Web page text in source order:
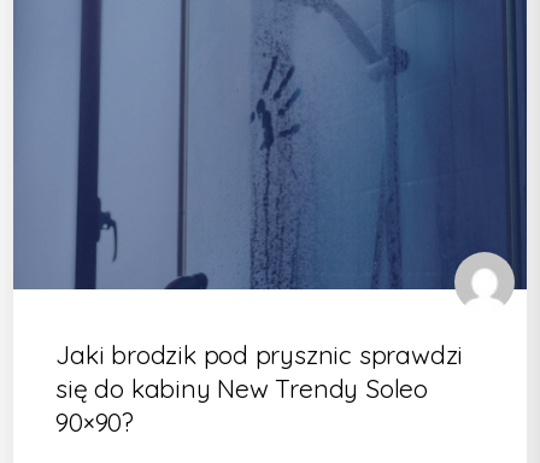
Jaki brodzik pod prysznic sprawdzi
się do kabiny New Trendy Soleo
90×90?